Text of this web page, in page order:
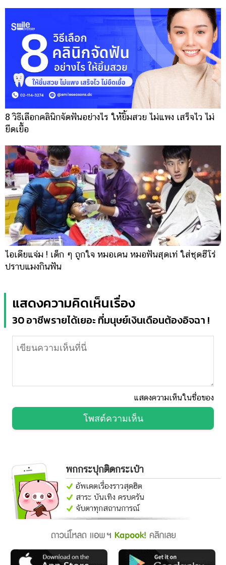
8 วิธีเลือกคลินิกจัดฟันอย่างไร ให้ยิ้มสวย ไม่แพง เสร็จไว ไม่
ยืดเยื้อ
ไอเดียแจ่ม ! เด็ก ๆ ถูกใจ หมอเคน หมอฟันสุดเท่ ใส่ชุดฮีโร่
ปราบแมงกินฟัน
แสดงความคิดเห็นเรื่อง
30 อาชีพรายได้เยอะ ที่มนุษย์เงินเดือนต้องอิจฉา !
แสดงความเห็นในชื่อของ
โพสต์ความเห็น
พกกระปุกติดกระเป๋า
อัพเดตเรื่องราวสุดฮิต
สาระ บันเทิง ครบครัน
จับตาทุกสถานการณ์